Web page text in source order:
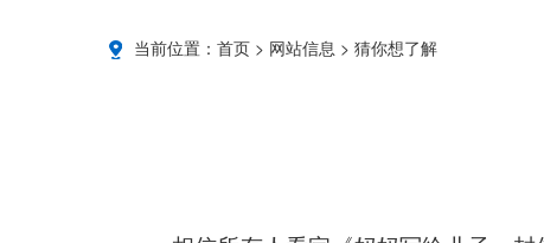
当前位置： 首页 > 网站信息 > 猜你想了解